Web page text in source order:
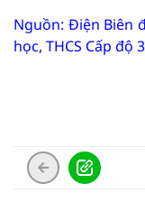
Nguồn: Điện Biên
học, THCS Cấp độ 3